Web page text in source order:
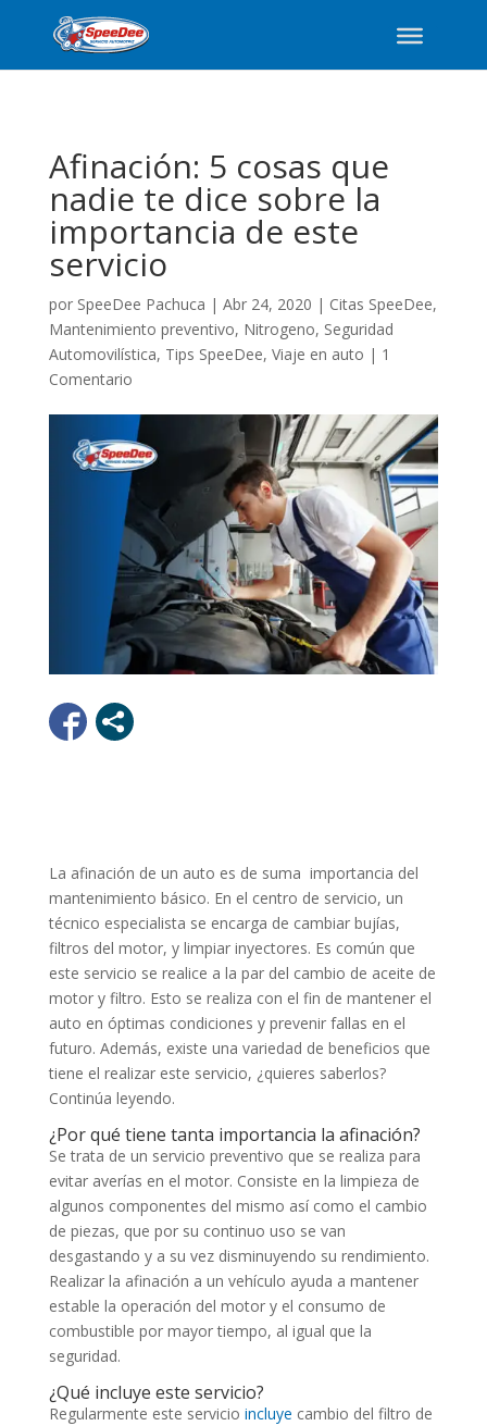
Afinación: 5 cosas que
nadie te dice sobre la
importancia de este
servicio
por SpeeDee Pachuca | Abr 24, 2020 | Citas SpeeDee,
Mantenimiento preventivo, Nitrogeno, Seguridad
Automovilística, Tips SpeeDee, Viaje en auto | 1
Comentario
La afinación de un auto es de suma importancia del
mantenimiento básico. En el centro de servicio, un
técnico especialista se encarga de cambiar bujías,
filtros del motor, y limpiar inyectores. Es común que
este servicio se realice a la par del cambio de aceite de
motor y filtro. Esto se realiza con el fin de mantener el
auto en óptimas condiciones y prevenir fallas en el
futuro. Además, existe una variedad de beneficios que
tiene el realizar este servicio, ¿quieres saberlos?
Continúa leyendo.
¿Por qué tiene tanta importancia la afinación?
Se trata de un servicio preventivo que se realiza para
evitar averías en el motor. Consiste en la limpieza de
algunos componentes del mismo así como el cambio
de piezas, que por su continuo uso se van
desgastando y a su vez disminuyendo su rendimiento.
Realizar la afinación a un vehículo ayuda a mantener
estable la operación del motor y el consumo de
combustible por mayor tiempo, al igual que la
seguridad.
¿Qué incluye este servicio?
Regularmente este servicio incluye cambio del filtro de